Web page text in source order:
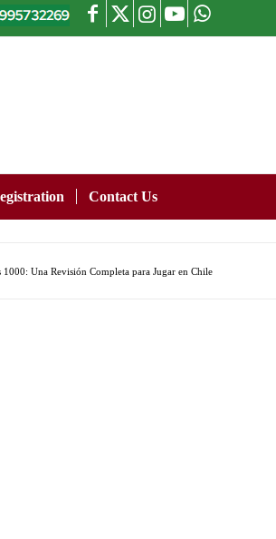
Contact Us
1000: Una Revisión Completa para Jugar en Chile